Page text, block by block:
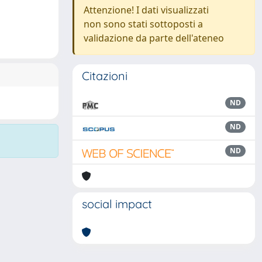
Attenzione! I dati visualizzati
non sono stati sottoposti a
validazione da parte dell'ateneo
Citazioni
ND
ND
ND
social impact